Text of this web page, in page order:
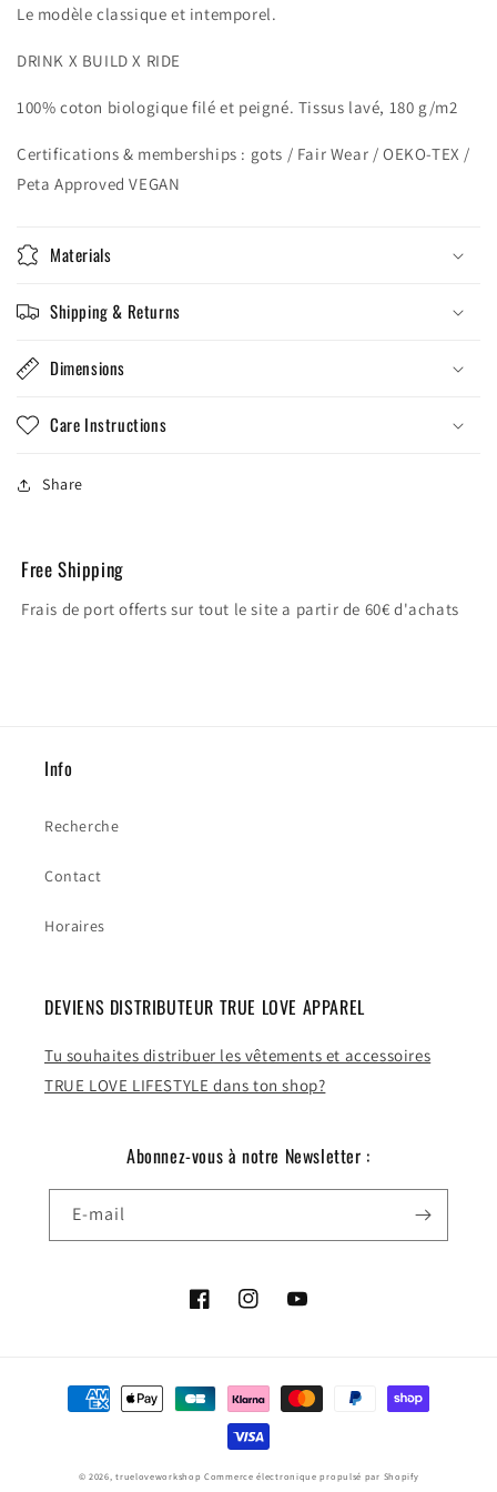
Le modèle classique et intemporel.
DRINK X BUILD X RIDE
100% coton biologique filé et peigné. Tissus lavé, 180 g/m2
Certifications & memberships : gots / Fair Wear / OEKO-TEX /
Peta Approved VEGAN
Materials
Shipping & Returns
Dimensions
Care Instructions
Share
Free Shipping
Frais de port offerts sur tout le site a partir de 60€ d'achats
Info
Recherche
Contact
Horaires
DEVIENS DISTRIBUTEUR TRUE LOVE APPAREL
Tu souhaites distribuer les vêtements et accessoires
TRUE LOVE LIFESTYLE dans ton shop?
Abonnez-vous à notre Newsletter :
E-mail
FacebookInstagramYouTube
Moyens
© 2026,trueloveworkshop Commerce électronique propulsé par Shopify